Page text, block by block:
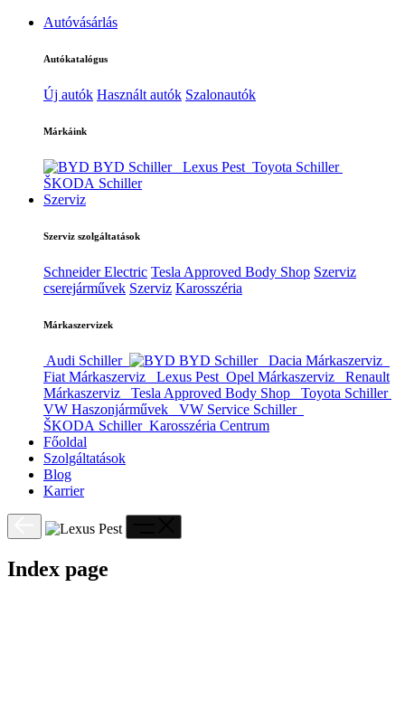
Autóvásárlás
Autókatalógus
Új autók Használt autók Szalonautók
Márkáink
BYD Schiller Lexus Pest Toyota Schiller
ŠKODA Schiller
Szerviz
Szerviz szolgáltatások
Schneider Electric Tesla Approved Body Shop Szerviz
cserejárművek Szerviz Karosszéria
Márkaszervizek
Audi Schiller BYD Schiller
Dacia Márkaszerviz
Fiat Márkaszerviz
Lexus Pest Opel Márkaszerviz
Renault
Márkaszerviz
Tesla Approved Body Shop
Toyota Schiller
VW Haszonjárművek
VW Service Schiller
ŠKODA Schiller Karosszéria Centrum
Főoldal
Szolgáltatások
Blog
Karrier
Index page